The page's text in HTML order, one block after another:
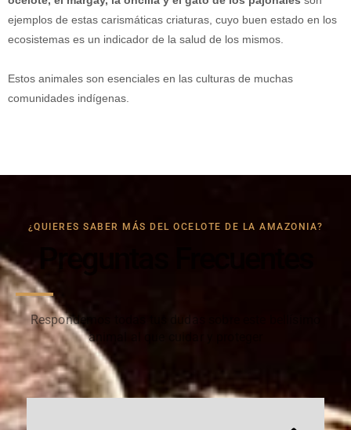
ejemplos de estas carismáticas criaturas cuyo buen estado en los
ecosistemas es un indicador de la salud de los mismos
Estos animales son esenciales en las culturas de muchas
comunidades indígenas
¿QUIERES SABER MÁS DEL OCELOTE DE LA AMAZONIA?
Preguntas Frecuentes
Respondemos todas tus dudas sobre este bellísimo
animal al que cuidar y proteger